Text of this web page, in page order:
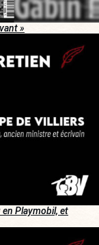
»
Playmobil, et